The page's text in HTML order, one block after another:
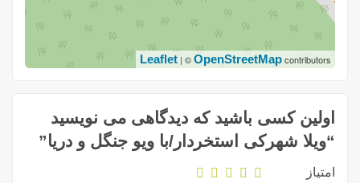
Leaflet | ©OpenStreetMapcontributors
اولین کسی باشید که دیدگاهی می نویسید
“ویلا شهرکی استخردار/با ویو جنگل و دریا”
امتیاز